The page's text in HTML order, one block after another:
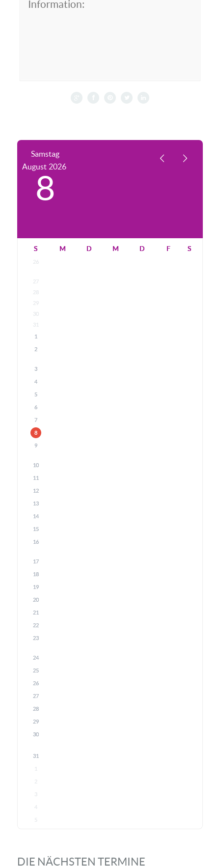
Information:
Samstag
August 2026
8
S M D M D F S
26
27
28
29
30
31
1
2
3
4
5
6
7
8
9
10
11
12
13
14
15
16
17
18
19
20
21
22
23
24
25
26
27
28
29
30
31
1
2
3
4
5
DIE NÄCHSTEN TERMINE